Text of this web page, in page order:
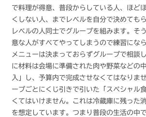
で料理が得意、普段からしている人、ほど
くしない人、までレベルを自分で決めても
レベルの人同士でグループを組みます。そ
意な人がすべてやってしまうので練習にな
メニューは決まっておらずグループで相談
に材料は会場に準備された肉や野菜などの
入」し、予算内で完成させなくてはなりま
ープごとにくじ引きで引いた「スペシャル
くてはいけません。これは冷蔵庫に残った
を想定しています。つまり普段の生活の中